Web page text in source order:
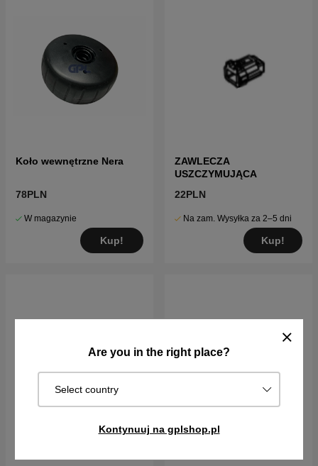
Are you in the right place?
Select country
Kontynuuj na gplshop.pl
Koło wewnętrzne Nera
78PLN
W magazynie
Kup!
ZAWLECZA
USZCZYMUJĄCA
22PLN
Na zam. Wysyłka za 2–5 dni
Kup!